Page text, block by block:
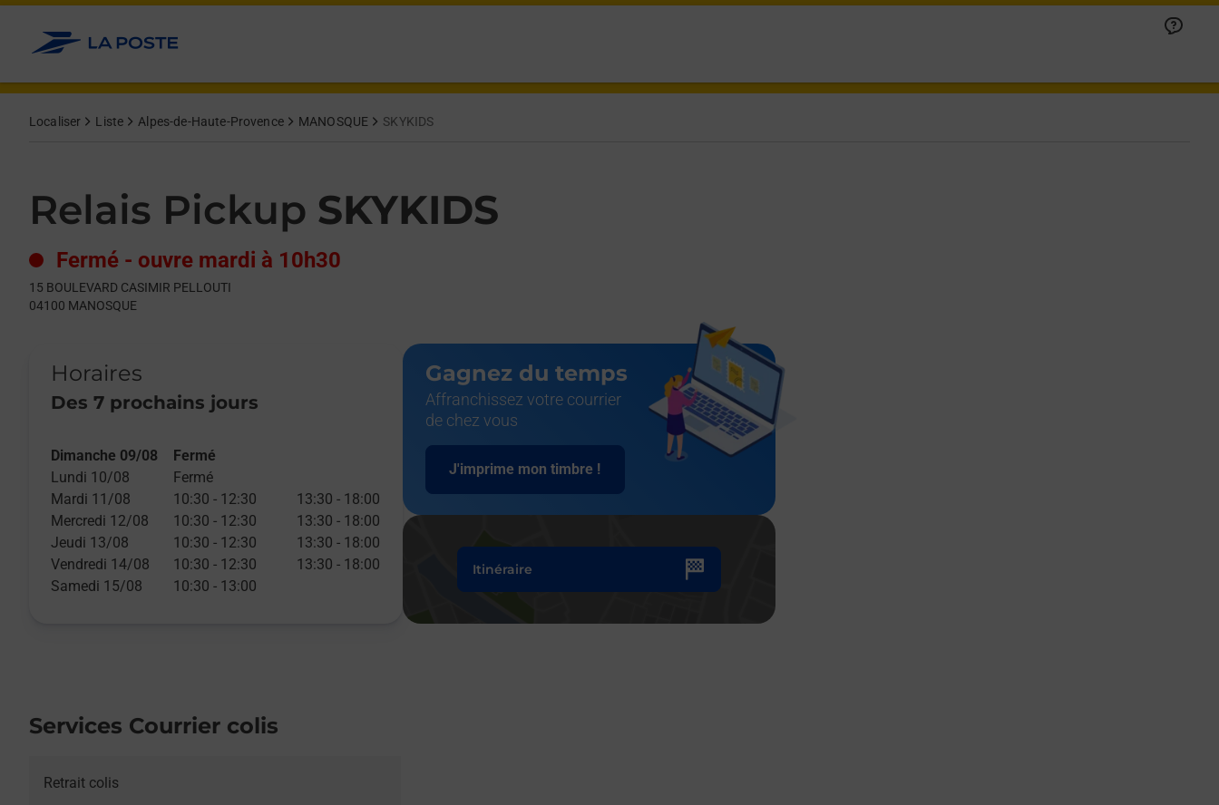
Allez au contenu
Localiser Liste Alpes-de-Haute-Provence MANOSQUE SKYKIDS
Relais Pickup SKYKIDS
Fermé - ouvre mardi à 10h30
15 BOULEVARD CASIMIR PELLOUTI
04100 MANOSQUE
Horaires
Des 7 prochains jours
Day of the WeekHours
Dimanche 09/08
Fermé
Lundi 10/08
Fermé
Mardi 11/08
10:30 - 12:30 13:30 - 18:00
Mercredi 12/08
10:30 - 12:30 13:30 - 18:00
Jeudi 13/08
10:30 - 12:30 13:30 - 18:00
Vendredi 14/08
10:30 - 12:30 13:30 - 18:00
Samedi 15/08
10:30 - 13:00
Gagnez du temps
Affranchissez votre courrier
de chez vous
J'imprime mon timbre !
Itinéraire
Services Courrier colis
Retrait colis
Get directions to Relais Pickup at 15 BOULEVARD CASIMIR PELLOUTI MANOSQUE,
lien s'ouvre dans un nouvel onglet